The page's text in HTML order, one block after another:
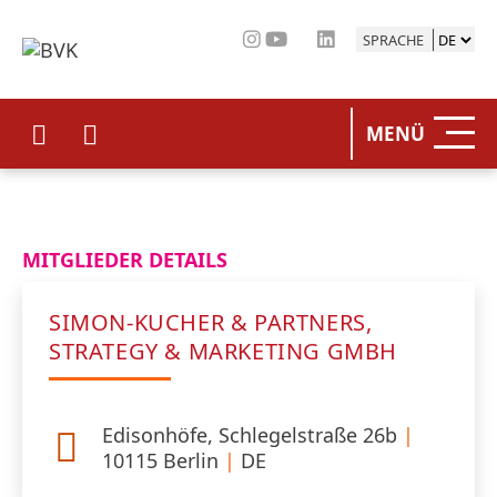
SPRACHE
MENÜ
MITGLIEDER DETAILS
SIMON-KUCHER & PARTNERS,
STRATEGY & MARKETING GMBH
Edisonhöfe, Schlegelstraße 26b |
10115 Berlin | DE
DER